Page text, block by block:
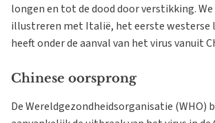
longen en tot de dood door verstikking.
illustreren met Italië, het eerste westerse
heeft onder de aanval van het virus vanuit
Chinese oorsprong
De Wereldgezondheidsorganisatie (WHO)